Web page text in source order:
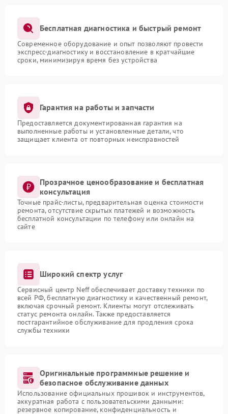
Бесплатная диагностика и быстрый ремонт
Современное оборудование и опыт позволяют провести
экспресс-диагностику и восстановление в кратчайшие
сроки, минимизируя время без устройства
Гарантия на работы и запчасти
Предоставляется документированная гарантия на
выполненные работы и установленные детали, что
защищает клиента от повторных неисправностей
Прозрачное ценообразование и бесплатная
консультация
Точные прайс-листы, предварительная оценка стоимости
ремонта, отсутствие скрытых платежей и возможность
бесплатной консультации по телефону или онлайн на
сайте
Широкий спектр услуг
Сервисный центр Neff обеспечивает доставку техники по
всей РФ, бесплатную диагностику и качественный ремонт,
включая срочный ремонт. Клиенты могут отслеживать
статус ремонта онлайн. Также предоставляется
постгарантийное обслуживание для продления срока
службы техники
Оригинальные программные решение и
безопасное обслуживание данных
Использование официальных прошивок и инструментов,
аккуратная работа с пользовательскими данными:
резервное копирование, конфиденциальность и